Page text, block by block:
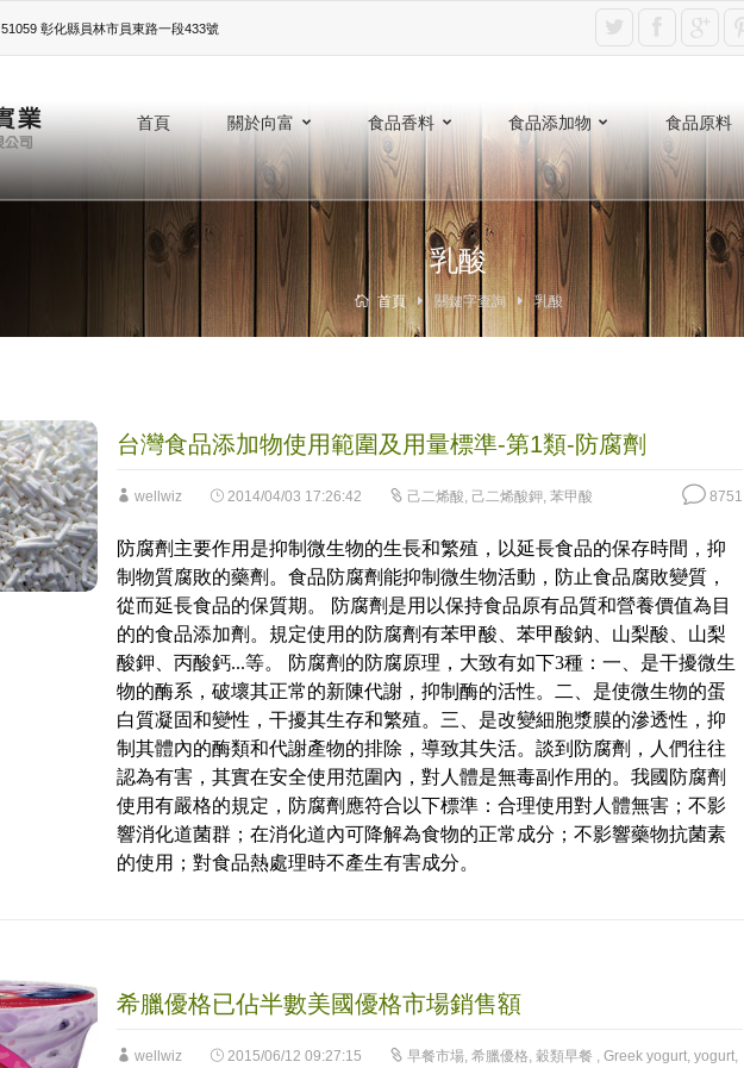
51059 彰化縣員林市員東路一段433號‎
首頁 關於向富 食品香料 食品添加物 食品原料
乳酸
首頁 關鍵字查詢 乳酸
台灣食品添加物使用範圍及用量標準-第1類-防腐劑
wellwiz 2014/04/03 17:26:42 己二烯酸, 己二烯酸鉀, 苯甲酸 8751
防腐劑主要作用是抑制微生物的生長和繁殖，以延長食品的保存時間，抑
制物質腐敗的藥劑。食品防腐劑能抑制微生物活動，防止食品腐敗變質，
從而延長食品的保質期。 防腐劑是用以保持食品原有品質和營養價值為目
的的食品添加劑。規定使用的防腐劑有苯甲酸、苯甲酸鈉、山梨酸、山梨
酸鉀、丙酸鈣...等。 防腐劑的防腐原理，大致有如下3種：一、是干擾微生
物的酶系，破壞其正常的新陳代謝，抑制酶的活性。二、是使微生物的蛋
白質凝固和變性，干擾其生存和繁殖。三、是改變細胞漿膜的滲透性，抑
制其體內的酶類和代謝產物的排除，導致其失活。談到防腐劑，人們往往
認為有害，其實在安全使用范圍內，對人體是無毒副作用的。我國防腐劑
使用有嚴格的規定，防腐劑應符合以下標準：合理使用對人體無害；不影
響消化道菌群；在消化道內可降解為食物的正常成分；不影響藥物抗菌素
的使用；對食品熱處理時不產生有害成分。
希臘優格已佔半數美國優格市場銷售額
wellwiz 2015/06/12 09:27:15 早餐市場, 希臘優格, 穀類早餐 , Greek yogurt, yogurt,